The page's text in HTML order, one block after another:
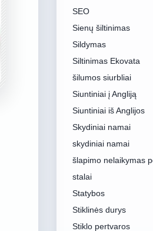
SEO
Sienų šiltinimas
Sildymas
Siltinimas Ekovata
šilumos siurbliai
Siuntiniai į Angliją
Siuntiniai iš Anglijos
Skydiniai namai
skydiniai namai
šlapimo nelaikymas
stalai
Statybos
Stiklinės durys
Stiklo pertvaros